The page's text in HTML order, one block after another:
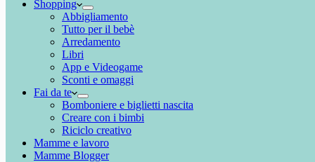
Shopping
Abbigliamento
Tutto per il bebè
Arredamento
Libri
App e Videogame
Sconti e omaggi
Fai da te
Bomboniere e biglietti nascita
Creare con i bimbi
Riciclo creativo
Mamme e lavoro
Mamme Blogger